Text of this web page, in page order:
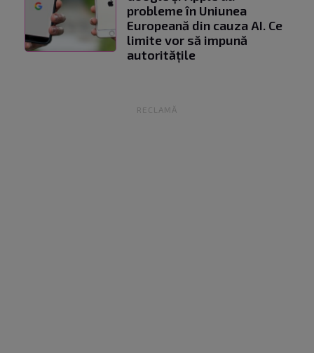
probleme în Uniunea
Europeană din cauza AI. Ce
limite vor să impună
autoritățile
RECLAMĂ